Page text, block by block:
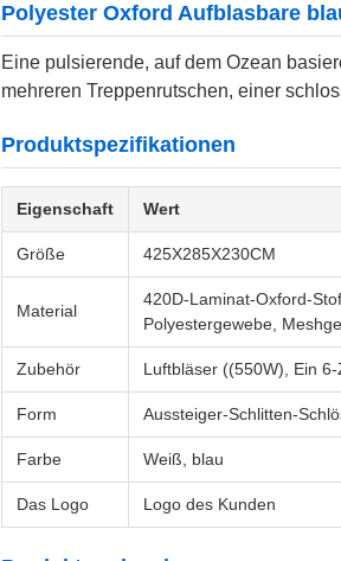
Polyester Oxford Aufblasbare
Eine pulsierende, auf dem Ozean
mehreren Treppenrutschen, einer
Produktspezifikationen
Eigenschaft Wert
Größe 425X285X230CM
Material
420D-Laminat-Oxford-
Polyestergewebe,
Zubehör Luftbläser ((550W), Ein
Form Aussteiger-Schlitten-
Farbe Weiß, blau
Das Logo Logo des Kunden